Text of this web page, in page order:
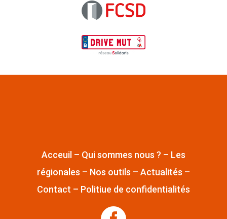
Acceuil– Qui sommes nous ? – Les
régionales – Nos outils – Actualités –
Contact – Politiue de confidentialités